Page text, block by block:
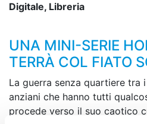
Digitale, Libreria
UNA MINI-SERIE
TERRÀ COL FIATO
La guerra senza quartiere tra
anziani che hanno tutti
procede verso il suo caotico